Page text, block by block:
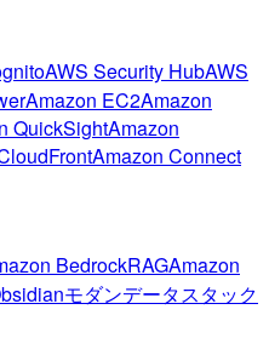
AWS Security HubAWS
Amazon EC2Amazon
QuickSightAmazon
Amazon Connect
BedrockRAGAmazon
モダンデータスタック